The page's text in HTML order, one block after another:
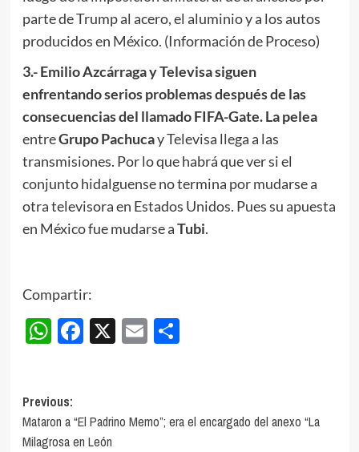
parte de Trump al acero, el aluminio y a los autos
producidos en México. (Información de Proceso)
3.- Emilio Azcárraga y Televisa siguen
enfrentando serios problemas después de las
consecuencias del llamado FIFA-Gate. La pelea
entreGrupo Pachucay Televisa llega a las
transmisiones. Por lo que habrá que ver si el
conjunto hidalguense no termina por mudarse a
otra televisora en Estados Unidos. Pues su apuesta
en México fue mudarse aTubi.
Compartir:
WhatsApp
Facebook
X EmailCompartir
Post
navigation
Previous:
Mataron a “El Padrino Memo”; era el encargado del anexo “La
Milagrosa en León